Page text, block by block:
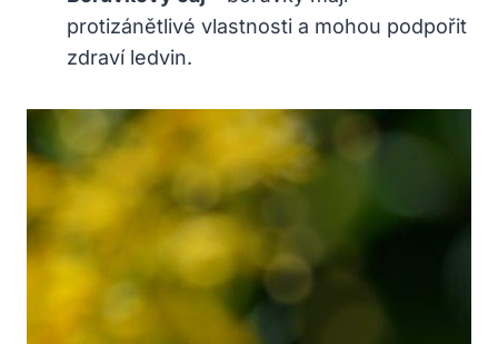
protizánětlivé vlastnosti a mohou podpořit
zdraví ledvin.